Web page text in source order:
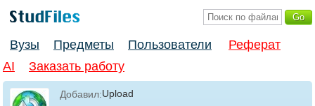
Вузы Предметы Пользователи
Реферат
AI
Заказать работу
Добавил:Upload